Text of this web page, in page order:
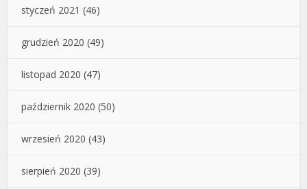
styczeń 2021 (46)
grudzień 2020 (49)
listopad 2020 (47)
październik 2020 (50)
wrzesień 2020 (43)
sierpień 2020 (39)